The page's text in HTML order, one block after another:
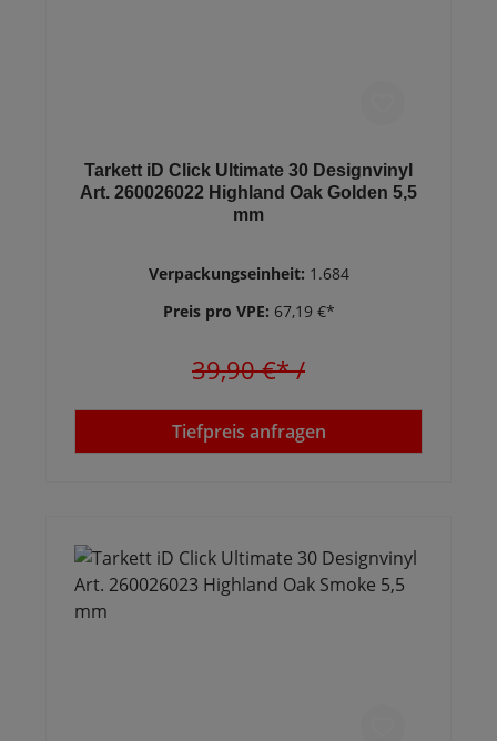
Tarkett iD Click Ultimate 30 Designvinyl
Art. 260026022 Highland Oak Golden 5,5
mm
Verpackungseinheit: 1.684
Preis pro VPE: 67,19 €*
39,90 €*/
Tiefpreis anfragen